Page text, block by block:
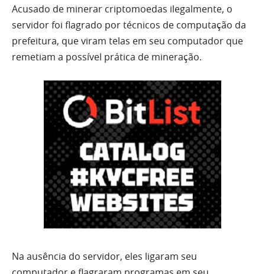
Acusado de minerar criptomoedas ilegalmente, o
servidor foi flagrado por técnicos de computação da
prefeitura, que viram telas em seu computador que
remetiam a possível prática de mineração.
Na ausência do servidor, eles ligaram seu